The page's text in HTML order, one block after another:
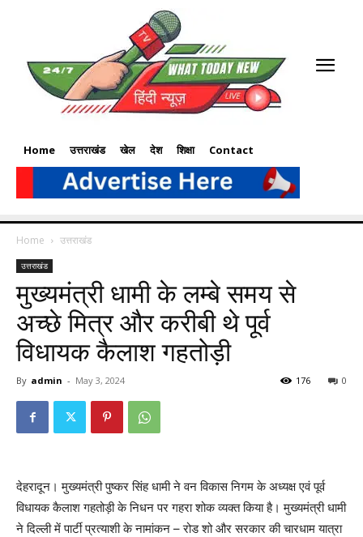
Home उत्तराखंड खेल देश शिक्षा Contact
Home उत्तराखंड
उत्तराखंड
मुख्यमंत्री धामी के लम्बे समय से
अच्छे मित्र और करीबी थे पूर्व
विधायक कैलाश गहतोड़ी
By admin - May 3, 2024 0
176
देहरादून। मुख्यमंत्री पुष्कर सिंह धामी ने वन विकास निगम के अध्यक्ष एवं पूर्व
विधायक कैलाश गहतोड़ी के निधन पर गहरा शोक व्यक्त किया है। मुख्यमंत्री धामी
ने दिल्ली में पार्टी प्रत्याशी के नामांकन – रोड शो और सरकार की चारधाम यात्रा